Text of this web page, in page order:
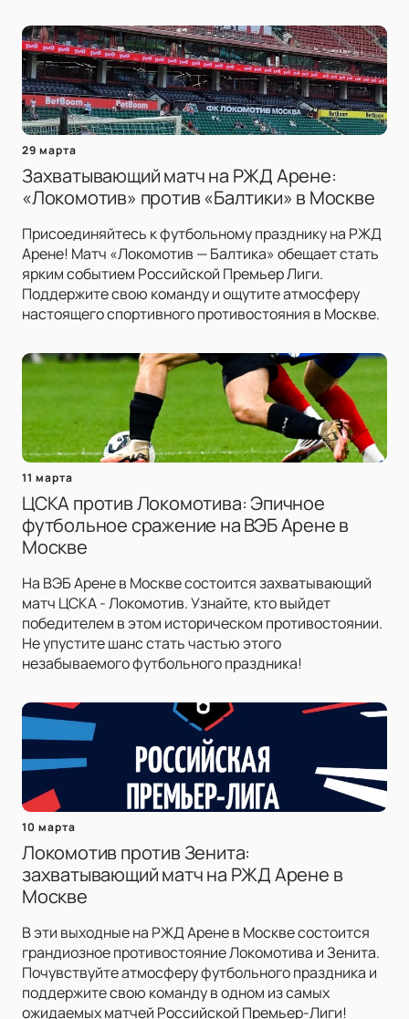
29 марта
Захватывающий матч на РЖД Арене:
«Локомотив» против «Балтики» в Москве
Присоединяйтесь к футбольному празднику на РЖД
Арене! Матч «Локомотив — Балтика» обещает стать
ярким событием Российской Премьер Лиги.
Поддержите свою команду и ощутите атмосферу
настоящего спортивного противостояния в Москве.
11 марта
ЦСКА против Локомотива: Эпичное
футбольное сражение на ВЭБ Арене в
Москве
На ВЭБ Арене в Москве состоится захватывающий
матч ЦСКА - Локомотив. Узнайте, кто выйдет
победителем в этом историческом противостоянии.
Не упустите шанс стать частью этого
незабываемого футбольного праздника!
10 марта
Локомотив против Зенита:
захватывающий матч на РЖД Арене в
Москве
В эти выходные на РЖД Арене в Москве состоится
грандиозное противостояние Локомотива и Зенита.
Почувствуйте атмосферу футбольного праздника и
поддержите свою команду в одном из самых
ожидаемых матчей Российской Премьер-Лиги!